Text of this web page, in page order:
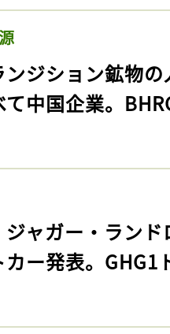
ンジション鉱物
て中国企業。
ジャガー・ラン
ー発表。GHG1